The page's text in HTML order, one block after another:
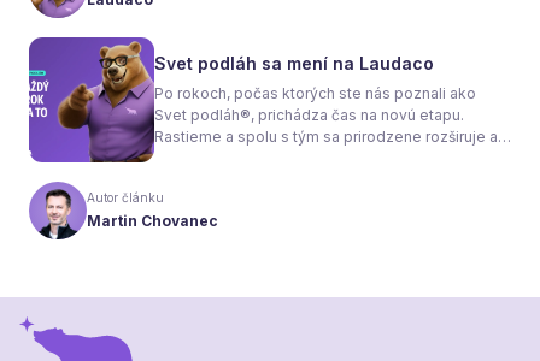
nielen na pocit tepla v miestnosti, ale aj na
spotrebu energie a celkové fungovanie kúrenia.
Svet podláh sa mení na Laudaco
Po rokoch, počas ktorých ste nás poznali ako
Svet podláh®, prichádza čas na novú etapu.
Rastieme a spolu s tým sa prirodzene rozširuje aj
vizuálnou identitou. Naším cieľom je, aby každý
váš krok stál za to.
Autor článku
Martin Chovanec